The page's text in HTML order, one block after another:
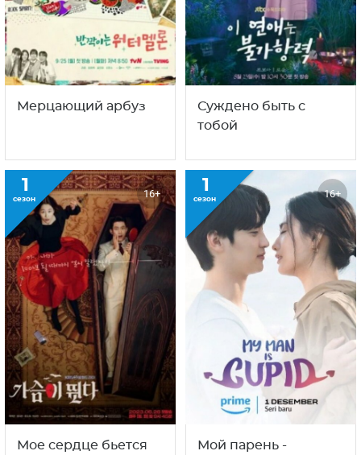
Мерцающий арбуз
Суждено быть с
тобой
1
сезон 16+
Мое сердце бьется
1
сезон 16+
Мой парень -